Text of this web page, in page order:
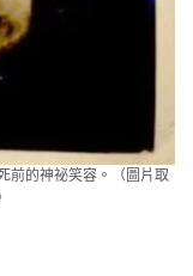
前的神祕笑容。（圖片取